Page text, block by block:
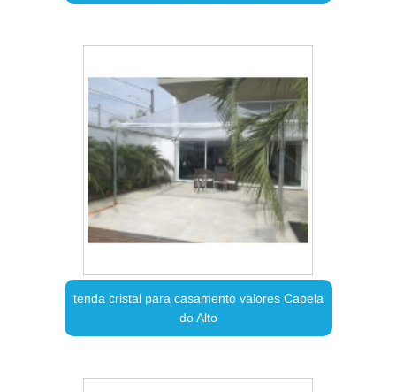
tenda cristal para casamento valores Capela
do Alto